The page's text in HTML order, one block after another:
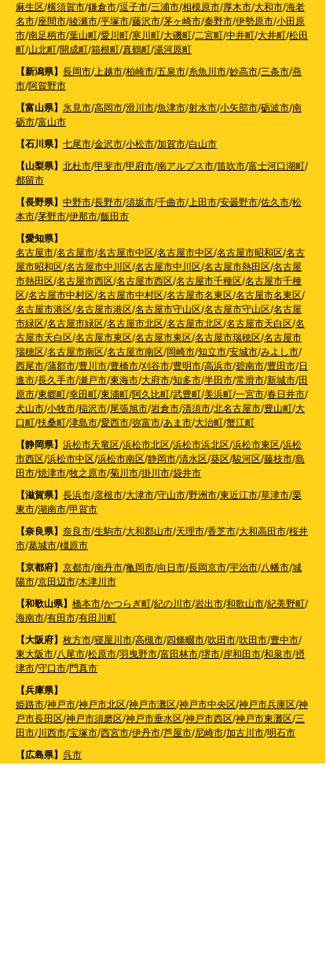
麻生区/横須賀市/鎌倉市/逗子市/三浦市/相模原市/厚木市/大和市/海老
名市/座間市/綾瀬市/平塚市/藤沢市/茅ヶ崎市/秦野市/伊勢原市/小田原
市/南足柄市/葉山町/愛川町/寒川町/大磯町/二宮町/中井町/大井町/松田
町/山北町/開成町/箱根町/真鶴町/湯河原町
【新潟県】 長岡市/上越市/柏崎市/五泉市/糸魚川市/妙高市/三条市/燕
市/阿賀野市
【富山県】 氷見市/高岡市/滑川市/魚津市/射水市/小矢部市/砺波市/南
砺市/富山市
【石川県】 七尾市/金沢市/小松市/加賀市/白山市
【山梨県】 北杜市/甲斐市/甲府市/南アルプス市/笛吹市/富士河口湖町/
都留市
【長野県】 中野市/長野市/須坂市/千曲市/上田市/安曇野市/佐久市/松
本市/茅野市/伊那市/飯田市
【愛知県】
名古屋市/名古屋市/名古屋市中区/名古屋市中区/名古屋市昭和区/名古
屋市昭和区/名古屋市中川区/名古屋市中川区/名古屋市熱田区/名古屋
市熱田区/名古屋市西区/名古屋市西区/名古屋市千種区/名古屋市千種
区/名古屋市中村区/名古屋市中村区/名古屋市名東区/名古屋市名東区/
名古屋市港区/名古屋市港区/名古屋市守山区/名古屋市守山区/名古屋
市緑区/名古屋市緑区/名古屋市北区/名古屋市北区/名古屋市天白区/名
古屋市天白区/名古屋市東区/名古屋市東区/名古屋市瑞穂区/名古屋市
瑞穂区/名古屋市南区/名古屋市南区/岡崎市/知立市/安城市/みよし市/
西尾市/蒲郡市/豊川市/豊橋市/刈谷市/豊明市/高浜市/碧南市/豊田市/日
進市/長久手市/瀬戸市/東海市/大府市/知多市/半田市/常滑市/新城市/田
原市/東郷町/幸田町/東浦町/阿久比町/武豊町/美浜町/一宮市/春日井市/
犬山市/小牧市/稲沢市/尾張旭市/岩倉市/清須市/北名古屋市/豊山町/大
口町/扶桑町/津島市/愛西市/弥富市/あま市/大治町/蟹江町
【静岡県】 浜松市天竜区/浜松市北区/浜松市浜北区/浜松市東区/浜松
市西区/浜松市中区/浜松市南区/静岡市/清水区/葵区/駿河区/藤枝市/島
田市/焼津市/牧之原市/菊川市/掛川市/袋井市
【滋賀県】 長浜市/彦根市/大津市/守山市/野洲市/東近江市/草津市/栗
東市/湖南市/甲賀市
【奈良県】 奈良市/生駒市/大和郡山市/天理市/香芝市/大和高田市/桜井
市/葛城市/橿原市
【京都府】 京都市/南丹市/亀岡市/向日市/長岡京市/宇治市/八幡市/城
陽市/京田辺市/木津川市
【和歌山県】 橋本市/かつらぎ町/紀の川市/岩出市/和歌山市/紀美野町/
海南市/有田市/有田川町
【大阪府】 枚方市/寝屋川市/高槻市/四條畷市/吹田市/吹田市/豊中市/
東大阪市/八尾市/松原市/羽曳野市/富田林市/堺市/岸和田市/和泉市/摂
津市/守口市/門真市
【兵庫県】
姫路市/神戸市/神戸市北区/神戸市灘区/神戸市中央区/神戸市兵庫区/神
戸市長田区/神戸市須磨区/神戸市垂水区/神戸市西区/神戸市東灘区/三
田市/川西市/宝塚市/西宮市/伊丹市/芦屋市/尼崎市/加古川市/明石市
【広島県】 呉市